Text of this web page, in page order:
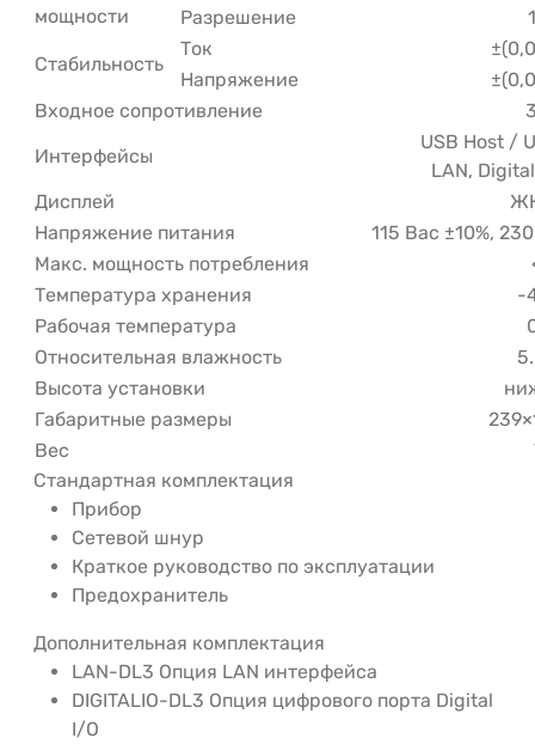
мощности
Разрешение
Стабильность
Ток
Напряжение
Входное сопротивление
Интерфейсы
USB Host /
LAN,
Дисплей
Напряжение питания
115 Вac ±10%,
Макс. мощность потребления
Температура хранения
-
Рабочая температура
Относительная влажность
Высота установки
Габаритные размеры
Вес
Стандартная комплектация
Прибор
Сетевой шнур
Краткое руководство по эксплуатации
Предохранитель
Дополнительная комплектация
LAN-DL3 Опция LAN интерфейса
DIGITALIO-DL3 Опция цифрового порта Digital
I/O